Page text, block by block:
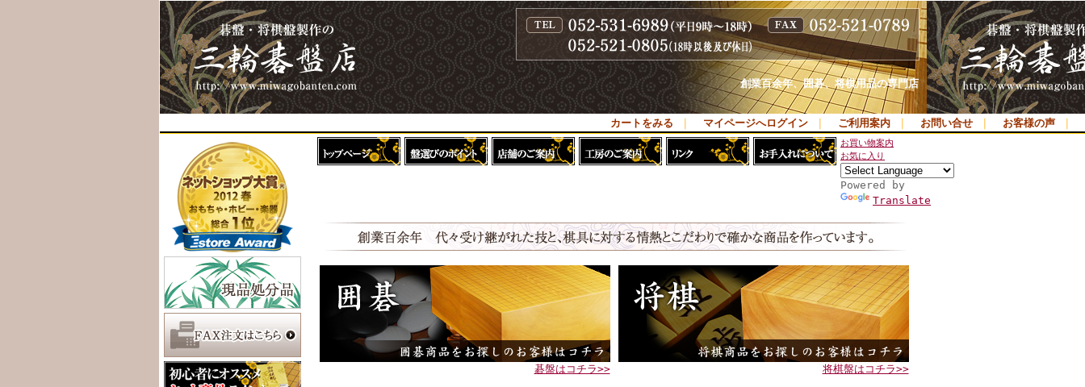
創業百余年、囲碁、将棋用品の専門店
カートをみる マイページへログイン ご利用案内 お問い合せ お客様の声
お買い物案内
お気に入り
Powered by
Translate
碁盤はコチラ>> 将棋盤はコチラ>>